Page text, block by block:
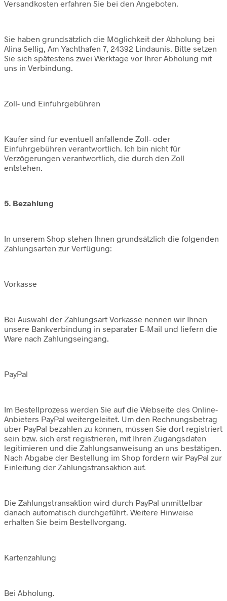
Versandkosten erfahren Sie bei den Angeboten.
Sie haben grundsätzlich die Möglichkeit der Abholung bei
Alina Sellig, Am Yachthafen 7, 24392 Lindaunis. Bitte setzen
Sie sich spätestens zwei Werktage vor Ihrer Abholung mit
uns in Verbindung.
Zoll- und Einfuhrgebühren
Käufer sind für eventuell anfallende Zoll- oder
Einfuhrgebühren verantwortlich. Ich bin nicht für
Verzögerungen verantwortlich, die durch den Zoll
entstehen.
5. Bezahlung
In unserem Shop stehen Ihnen grundsätzlich die folgenden
Zahlungsarten zur Verfügung:
Vorkasse
Bei Auswahl der Zahlungsart Vorkasse nennen wir Ihnen
unsere Bankverbindung in separater E-Mail und liefern die
Ware nach Zahlungseingang.
PayPal
Im Bestellprozess werden Sie auf die Webseite des Online-
Anbieters PayPal weitergeleitet. Um den Rechnungsbetrag
über PayPal bezahlen zu können, müssen Sie dort registriert
sein bzw. sich erst registrieren, mit Ihren Zugangsdaten
legitimieren und die Zahlungsanweisung an uns bestätigen.
Nach Abgabe der Bestellung im Shop fordern wir PayPal zur
Einleitung der Zahlungstransaktion auf.
Die Zahlungstransaktion wird durch PayPal unmittelbar
danach automatisch durchgeführt. Weitere Hinweise
erhalten Sie beim Bestellvorgang.
Kartenzahlung
Bei Abholung.